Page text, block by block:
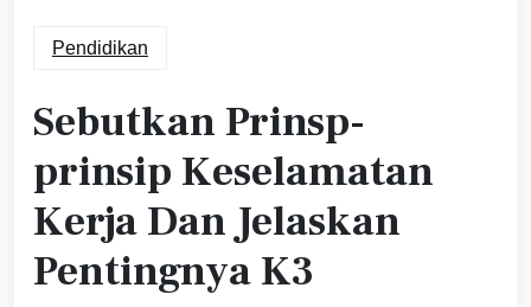
Pendidikan
Sebutkan Prinsp-
prinsip Keselamatan
Kerja Dan Jelaskan
Pentingnya K3